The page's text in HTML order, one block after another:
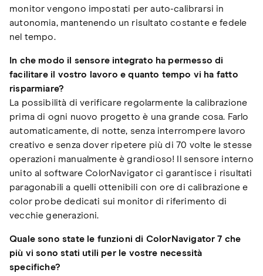
monitor vengono impostati per auto-calibrarsi in
autonomia, mantenendo un risultato costante e fedele
nel tempo.
In che modo il sensore integrato ha permesso di
facilitare il vostro lavoro e quanto tempo vi ha fatto
risparmiare?
La possibilità di verificare regolarmente la calibrazione
prima di ogni nuovo progetto è una grande cosa. Farlo
automaticamente, di notte, senza interrompere lavoro
creativo e senza dover ripetere più di 70 volte le stesse
operazioni manualmente è grandioso! Il sensore interno
unito al software ColorNavigator ci garantisce i risultati
paragonabili a quelli ottenibili con ore di calibrazione e
color probe dedicati sui monitor di riferimento di
vecchie generazioni.
Quale sono state le funzioni di ColorNavigator 7 che
più vi sono stati utili per le vostre necessità
specifiche?